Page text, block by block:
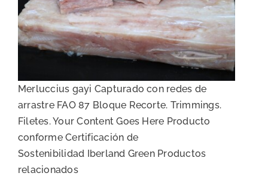
Fishblock de merluza
Merluccius gayi Capturado con redes de
arrastre FAO 87 Bloque Recorte. Trimmings.
Filetes. Your Content Goes Here Producto
conforme Certificación de
Sostenibilidad Iberland Green Productos
relacionados